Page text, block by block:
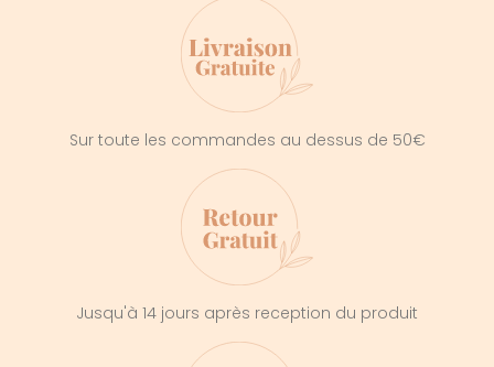
Sur toute les commandes au dessus de 50€
Jusqu'à 14 jours après reception du produit